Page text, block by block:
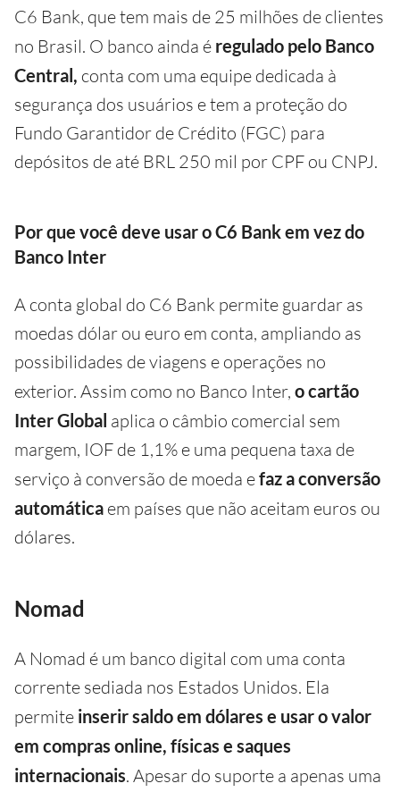
C6 Bank, que tem mais de 25 milhões de clientes
no Brasil. O banco ainda é regulado pelo Banco
Central, conta com uma equipe dedicada à
segurança dos usuários e tem a proteção do
Fundo Garantidor de Crédito (FGC) para
depósitos de até BRL 250 mil por CPF ou CNPJ.
Por que você deve usar o C6 Bank em vez do
Banco Inter
A conta global do C6 Bank permite guardar as
moedas dólar ou euro em conta, ampliando as
possibilidades de viagens e operações no
exterior. Assim como no Banco Inter, o cartão
Inter Global aplica o câmbio comercial sem
margem, IOF de 1,1% e uma pequena taxa de
serviço à conversão de moeda efaz a conversão
automática em países que não aceitam euros ou
dólares.
Nomad
A Nomad é um banco digital com uma conta
corrente sediada nos Estados Unidos. Ela
permite inserir saldo em dólares e usar o valor
em compras online, físicas e saques
internacionais. Apesar do suporte a apenas uma